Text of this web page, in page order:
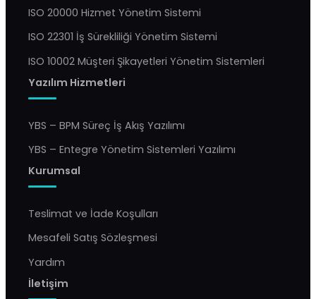
ISO 20000 Hizmet Yönetim Sistemi
ISO 22301 İş Sürekliliği Yönetim Sistemi
ISO 10002 Müşteri Şikayetleri Yönetim Sistemleri
Yazılım Hizmetleri
YBS – BPM Süreç İş Akış Yazılımı
YBS – Entegre Yönetim Sistemleri Yazılımı
Kurumsal
Teslimat ve İade Koşulları
Mesafeli Satış Sözleşmesi
Yardım
İletişim